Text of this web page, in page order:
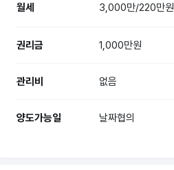
월세 3,000만/220만원
권리금 1,000만원
관리비 없음
양도가능일 날짜협의